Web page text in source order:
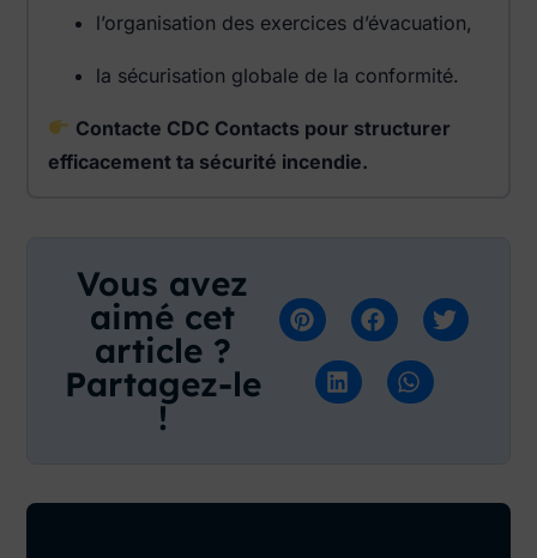
l’organisation des exercices d’évacuation,
la sécurisation globale de la conformité.
Contacte CDC Contacts pour structurer
efficacement ta sécurité incendie.
Vous avez
aimé cet
article ?
Partagez-le
!